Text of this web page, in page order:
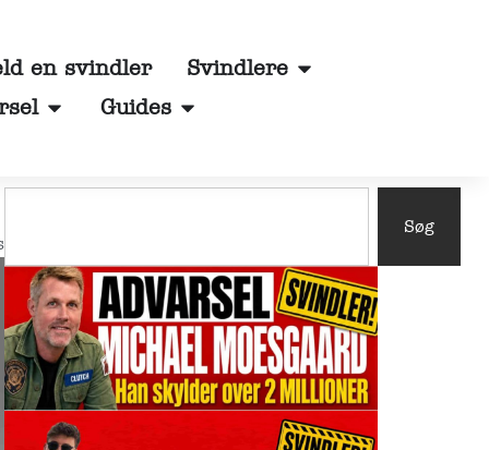
en svindler
Svindlere
Guides
Søg